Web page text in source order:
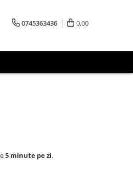
0745363436 0,00
5 minute pe zi.